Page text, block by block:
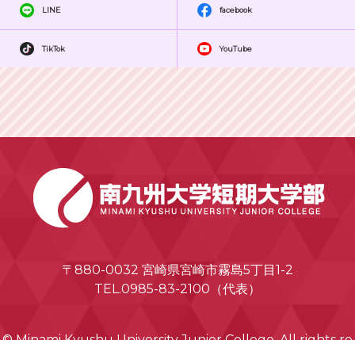
LINE facebook
TikTok YouTube
〒880-0032 宮崎県宮崎市霧島5丁目1-2
TEL.0985-83-2100（代表）